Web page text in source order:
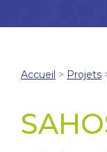
Accueil > Projets